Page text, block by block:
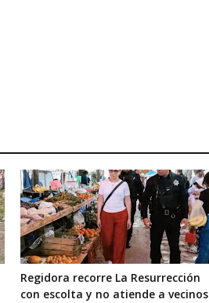
Regidora recorre La Resurrección
con escolta y no atiende a vecinos